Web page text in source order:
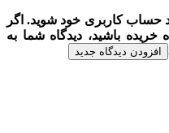
حساب کاربری خود شوید. اگر
خریده باشید، دیدگاه شما به
افزودن دیدگاه جدید